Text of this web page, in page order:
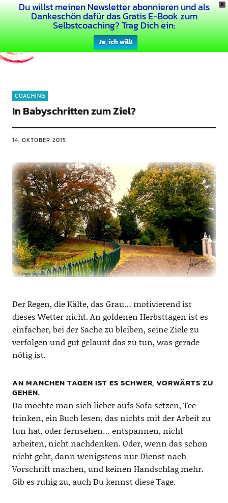
X
Du willst meinen Newsletter abonnieren und als
Dankeschön dafür das Gratis E-Book zum
Selbstcoaching? Trag Dich ein:
Ja, ich will!
Dein Buntes Leben
COACHING
In Babyschritten zum Ziel?
14. OKTOBER 2015
Der Regen, die Kälte, das Grau… motivierend ist
dieses Wetter nicht. An goldenen Herbsttagen ist es
einfacher, bei der Sache zu bleiben, seine Ziele zu
verfolgen und gut gelaunt das zu tun, was gerade
nötig ist.
AN MANCHEN TAGEN IST ES SCHWER, VORWÄRTS ZU
GEHEN.
Da möchte man sich lieber aufs Sofa setzen, Tee
trinken, ein Buch lesen, das nichts mit der Arbeit zu
tun hat, oder fernsehen… entspannen, nicht
arbeiten, nicht nachdenken. Oder, wenn das schon
nicht geht, dann wenigstens nur Dienst nach
Vorschrift machen, und keinen Handschlag mehr.
Gib es ruhig zu, auch Du kennst diese Tage.